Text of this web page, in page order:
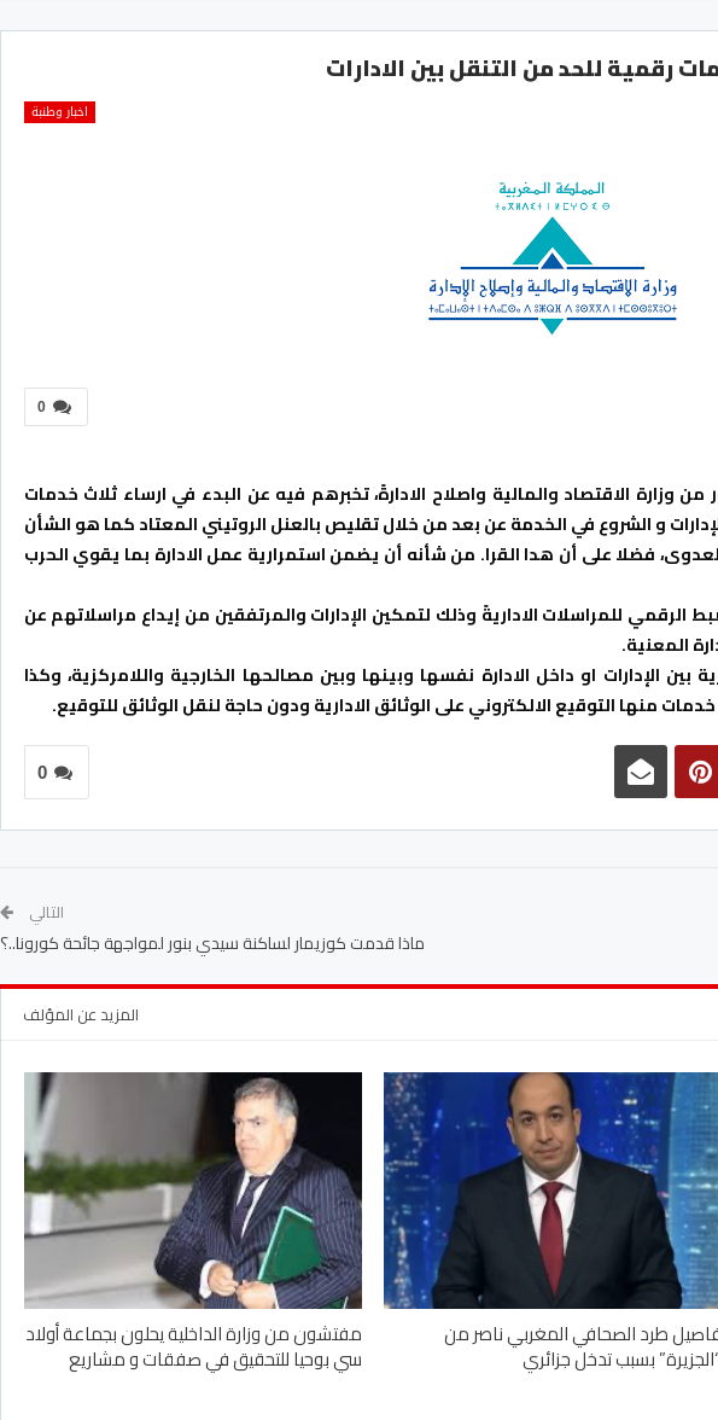
رقمية للحد من التنقل بين الادارات
اخبار وطنبة
0
الاقتصاد والمالية واصلاح الادارةً، تخبرهم فيه عن البدء في ارساء ثلاث خدمات
و الشروع في الخدمة عن بعد من خلال تقليص بالعنل الروتيني المعتاد كما هو الشأن
فضلا على أن هدا القرا. من شأنه أن يضمن استمرارية عمل الادارة بما يقوي الحرب
للمراسلات الاداريةً وذلك لتمكين الإدارات والمرتفقين من إيداع مراسلاتهم عن
المعنية.
بين الإدارات او داخل الادارة نفسها وبينها وبين مصالحها الخارجية واللامركزية، وكذا
منها التوقيع الالكتروني على الوثائق الادارية ودون حاجة لنقل الوثائق للتوقيع.
0
التالي
ماذا قدمت كوزيمار لساكنة سيدي بنور لمواجهة جائحة كورونا..؟
المزيد عن المؤلف
طرد الصحافي المغربي ناصر من
بسبب تدخل جزائري
مفتشون من وزارة الداخلية يحلون بجماعة أولاد
سي بوحيا للتحقيق في صفقات و مشاريع